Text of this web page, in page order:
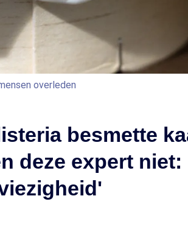
overleden
besmette
deze expert niet: